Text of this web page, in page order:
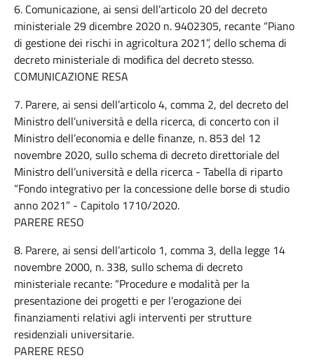
6. Comunicazione, ai sensi dell’articolo 20 del decreto
ministeriale 29 dicembre 2020 n. 9402305, recante “Piano
di gestione dei rischi in agricoltura 2021”, dello schema di
decreto ministeriale di modifica del decreto stesso.
COMUNICAZIONE RESA
7. Parere, ai sensi dell’articolo 4, comma 2, del decreto del
Ministro dell’università e della ricerca, di concerto con il
Ministro dell’economia e delle finanze, n. 853 del 12
novembre 2020, sullo schema di decreto direttoriale del
Ministro dell’università e della ricerca - Tabella di riparto
“Fondo integrativo per la concessione delle borse di studio
anno 2021” - Capitolo 1710/2020.
PARERE RESO
8. Parere, ai sensi dell’articolo 1, comma 3, della legge 14
novembre 2000, n. 338, sullo schema di decreto
ministeriale recante: “Procedure e modalità per la
presentazione dei progetti e per l’erogazione dei
finanziamenti relativi agli interventi per strutture
residenziali universitarie.
PARERE RESO